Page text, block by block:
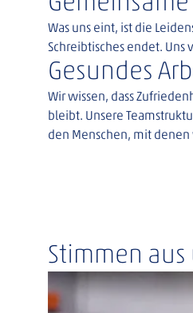
Was uns eint, ist die
Schreibtisches endet. Uns
Gesundes
Wir wissen, dass
bleibt. Unsere
den Menschen, mit
Stimmen aus